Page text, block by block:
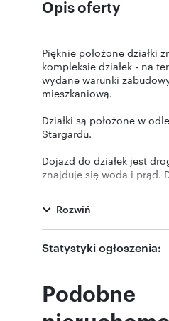
Opis oferty
Pięknie położone działki
kompleksie działek - na
wydane warunki
mieszkaniową.
Działki są położone w
Stargardu.
Dojazd do działek jest
znajduje się woda i prąd.
zabudowań wsi.
Polecam ze względu na
Opis i cena powyższej
Rozwiń
Statystyki ogłoszenia:
Podobne